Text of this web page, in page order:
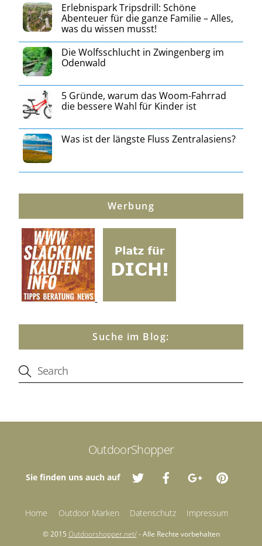
Erlebnispark Tripsdrill: Schöne
Abenteuer für die ganze Familie – Alles,
was du wissen musst!
Die Wolfsschlucht in Zwingenberg im
Odenwald
5 Gründe, warum das Woom-Fahrrad
die bessere Wahl für Kinder ist
Was ist der längste Fluss Zentralasiens?
Werbung
Suche im Blog:
OutdoorShopper
Sie finden uns auch auf
Home Outdoor Marken Datenschutz Impressum
© 2015 Outdoorshopper.net/- Alle Rechte vorbehalten